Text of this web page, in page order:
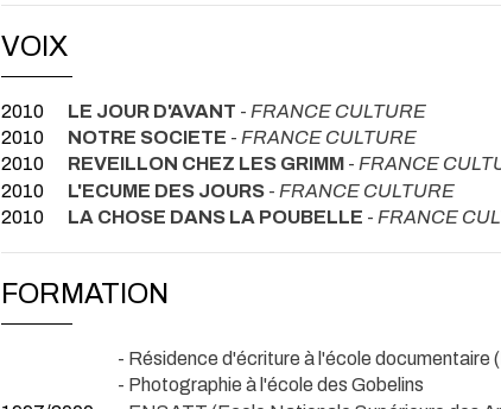
VOIX
2010 LE JOUR D'AVANT - FRANCE CULTURE
2010
NOTRE SOCIETE - FRANCE CULTURE
2010
REVEILLON CHEZ LES GRIMM - FRANCE
2010
L'ECUME DES JOURS - FRANCE CULTURE
2010
LA CHOSE DANS LA POUBELLE - FRANCE
FORMATION
- Résidence d'écriture à l'école documentaire
- Photographie à l'école des Gobelins